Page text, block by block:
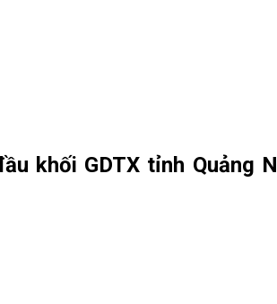
khối GDTX tỉnh Quảng